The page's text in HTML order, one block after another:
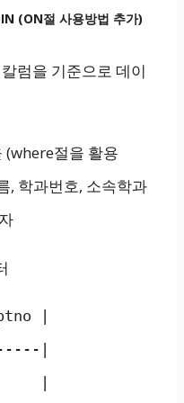
(ON절 사용방법 추가)
럼을 기준으로 데이
(where절을 활용
, 학과번호, 소속학과
|
|
|